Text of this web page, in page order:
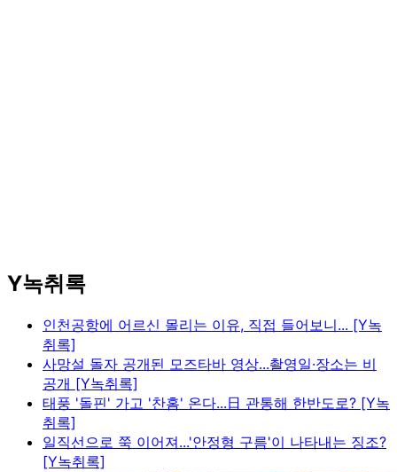
Y녹취록
인천공항에 어르신 몰리는 이유, 직접 들어보니... [Y녹
취록]
사망설 돌자 공개된 모즈타바 영상...촬영일·장소는 비
공개 [Y녹취록]
태풍 '돌핀' 가고 '찬홈' 온다...日 관통해 한반도로? [Y녹
취록]
일직선으로 쭉 이어져...'안정형 구름'이 나타내는 징조?
[Y녹취록]